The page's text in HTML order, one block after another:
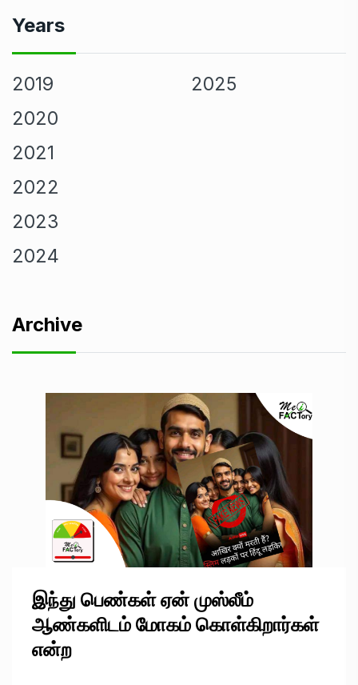
Years
2019
2020
2021
2022
2023
2024
2025
Archive
இந்து பெண்கள் ஏன் முஸ்லீம்
ஆண்களிடம் மோகம் கொள்கிறார்கள்
என்ற